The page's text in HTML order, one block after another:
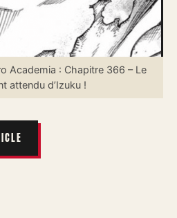
Academia : Chapitre 366 – Le
attendu d’Izuku !